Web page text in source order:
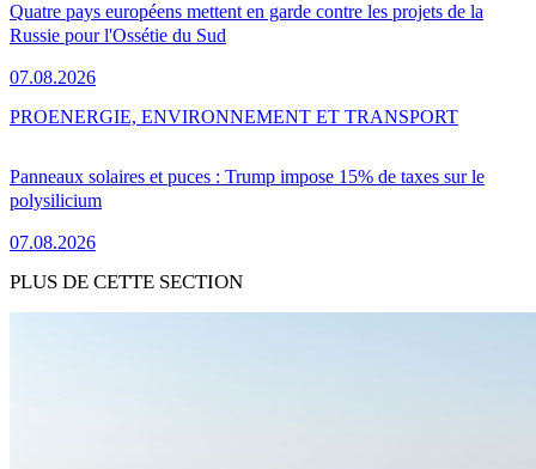
Quatre pays européens mettent en garde contre les projets de la
Russie pour l'Ossétie du Sud
07.08.2026
Panneaux solaires et puces : Trump impose 15% de taxes sur le
polysilicium
07.08.2026
PROENERGIE, ENVIRONNEMENT ET TRANSPORT
PLUS DE CETTE SECTION